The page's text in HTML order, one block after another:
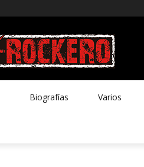
Biografías Varios